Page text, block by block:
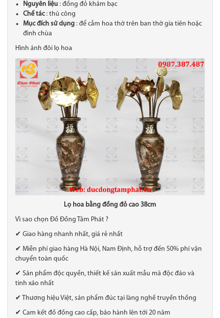
Nguyên liệu : đồng đỏ khảm bạc
Chế tác: thủ công
Mục đích sử dụng : để cắm hoa thờ trên ban thờ gia tiên hoặc
đình chùa
Hình ảnh đôi lọ hoa
Lọ hoa bằng đồng đỏ cao 38cm
Vì sao chọn Đồ Đồng Tâm Phát ?
✔ Giao hàng nhanh nhất, giá rẻ nhất
✔ Miễn phí giao hàng Hà Nội, Nam Định, hỗ trợ đến 50% phí vận
chuyển toàn quốc
✔ Sản phẩm độc quyền, thiết kế sản xuất mẫu mã độc đáo và
tinh xảo nhất
✔ Thương hiệu Việt, sản phẩm đúc tại làng nghề truyền thống
✔ Cam kết đồ đồng cao cấp, bảo hành lên tới 20 năm